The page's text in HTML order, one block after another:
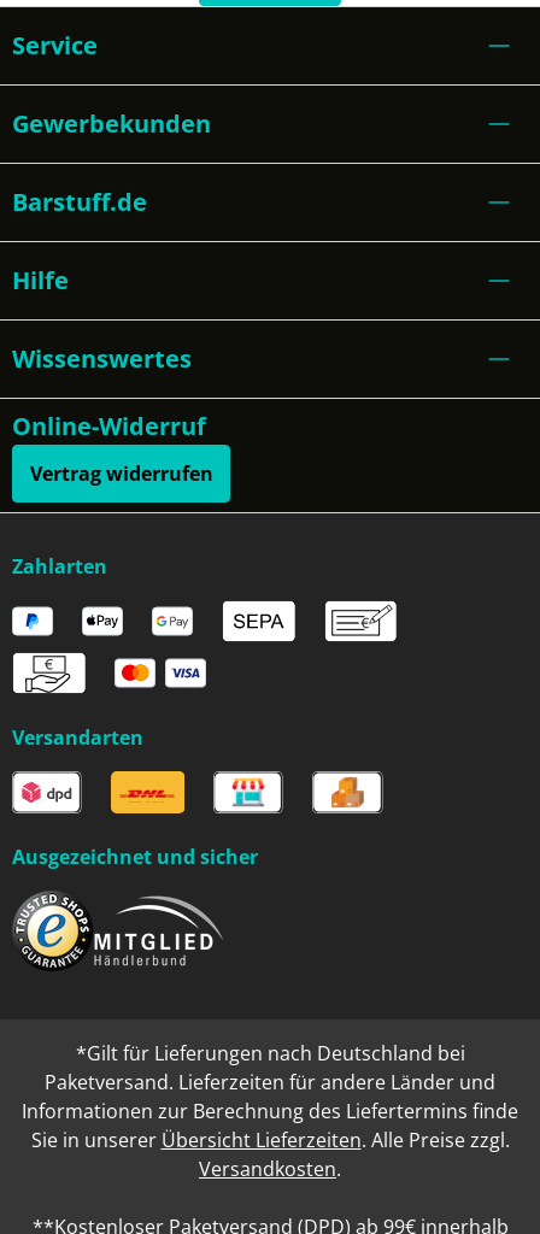
Service
Gewerbekunden
Barstuff.de
Hilfe
Wissenswertes
Online-Widerruf
Vertrag widerrufen
Zahlarten
Versandarten
Ausgezeichnet und sicher
*Gilt für Lieferungen nach Deutschland bei
Paketversand. Lieferzeiten für andere Länder und
Informationen zur Berechnung des Liefertermins finde
Sie in unserer Übersicht Lieferzeiten. Alle Preise zzgl.
Versandkosten.
**Kostenloser Paketversand (DPD) ab 99€ innerhalb